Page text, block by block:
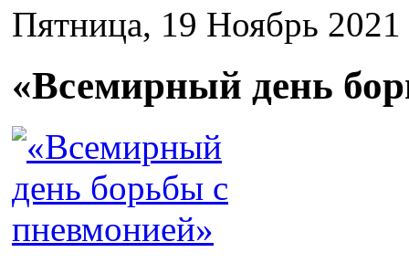
Пятница, 19 Ноябрь
«Всемирный день